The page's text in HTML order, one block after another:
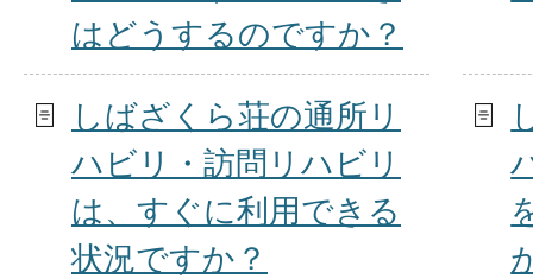
はどうするのですか？
しばざくら荘の通所リ
ハビリ・訪問リハビリ
は、すぐに利用できる
状況ですか？